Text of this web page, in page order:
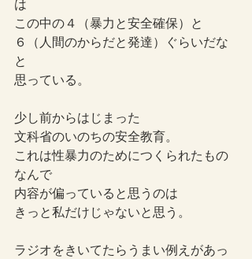
は
この中の４（暴力と安全確保）と
６（人間のからだと発達）ぐらいだな
と
思っている。
少し前からはじまった
文科省のいのちの安全教育。
これは性暴力のためにつくられたもの
なんで
内容が偏っていると思うのは
きっと私だけじゃないと思う。
ラジオをきいてたらうまい例えがあっ